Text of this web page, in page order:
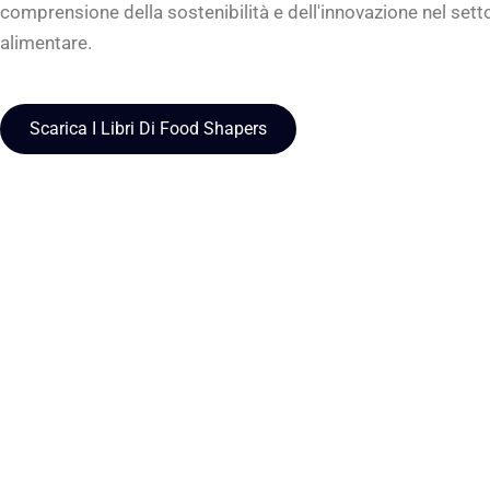
comprensione della sostenibilità e dell'innovazione nel
alimentare.
Scarica I Libri Di Food Shapers